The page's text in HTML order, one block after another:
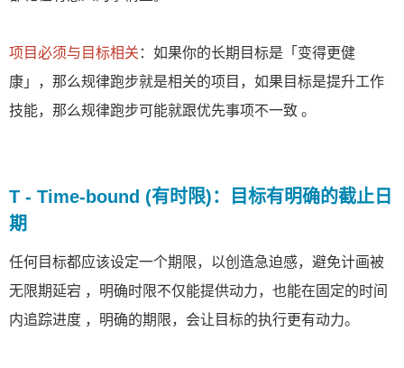
项目必须与目标相关 ：如果你的长期目标是「变得更健
康」，那么规律跑步就是相关的项目，如果目标是提升工作
技能，那么规律跑步可能就跟优先事项不一致 。
T - Time-bound (有时限)：目标有明确的截止日
期
任何目标都应该设定一个期限，以创造急迫感，避免计画被
无限期延宕 ，明确时限不仅能提供动力，也能在固定的时间
内追踪进​​度 ，明确的期限，会让目标的执行更有动力。